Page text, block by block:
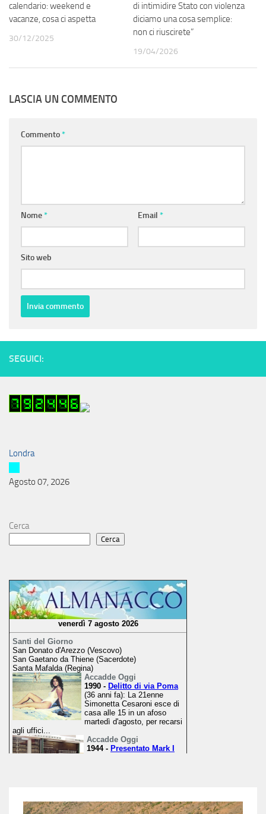
calendario: weekend e
vacanze, cosa ci aspetta
30/12/2025
di intimidire Stato con violenza
diciamo una cosa semplice:
non ci riuscirete”
19/04/2026
LASCIA UN COMMENTO
Commento*
Nome* Email *
Sito web
SEGUICI:
Londra
Agosto 07, 2026
Cerca
Cerca